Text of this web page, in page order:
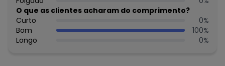
O que as clientes acharam do comprimento?
Curto
0%
Bom
100%
Longo
0%